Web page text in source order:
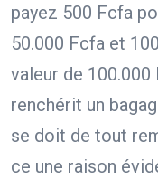
payez 500 Fcfa
50.000 Fcfa et
valeur de 100.000
renchérit un
se doit de tout
ce une raison